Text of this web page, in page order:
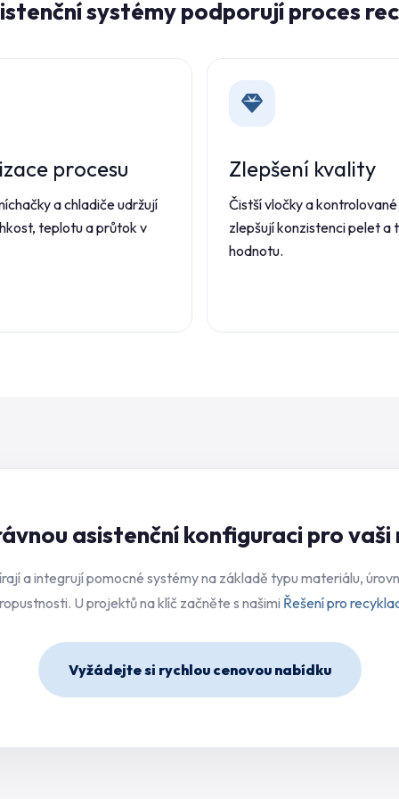
systémy podporují proces
procesu
a chladiče udržují
teplotu a průtok v
Zlepšení kvality
Čistší vločky a kontrolované
zlepšují konzistenci pelet a
hodnotu.
asistenční konfiguraci pro vaši
a integrují pomocné systémy na základě typu materiálu,
U projektů na klíč začněte s našimi Řešení pro
Vyžádejte si rychlou cenovou nabídku